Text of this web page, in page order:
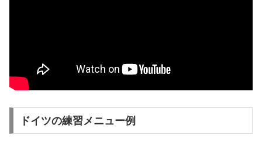
ドイツの練習メニュー例